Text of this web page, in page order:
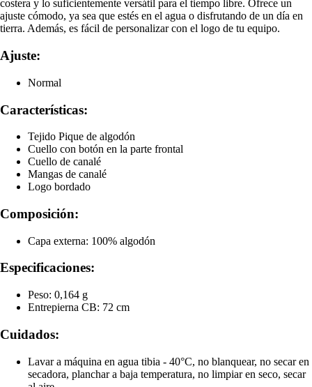
costera y lo suficientemente versátil para el tiempo libre. Ofrece un
ajuste cómodo, ya sea que estés en el agua o disfrutando de un día en
tierra. Además, es fácil de personalizar con el logo de tu equipo.
Ajuste:
Normal
Características:
Tejido Pique de algodón
Cuello con botón en la parte frontal
Cuello de canalé
Mangas de canalé
Logo bordado
Composición:
Capa externa: 100% algodón
Especificaciones:
Peso: 0,164 g
Entrepierna CB: 72 cm
Cuidados:
Lavar a máquina en agua tibia - 40°C, no blanquear, no secar en
secadora, planchar a baja temperatura, no limpiar en seco, secar